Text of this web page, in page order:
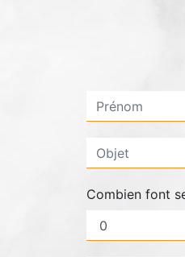
Combien font